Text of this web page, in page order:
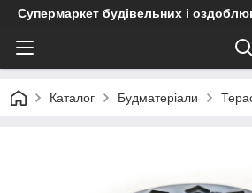
Супермаркет будівельних і
Каталог Будматеріали